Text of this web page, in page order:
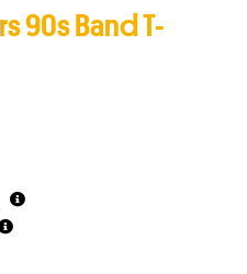
90s Band T-